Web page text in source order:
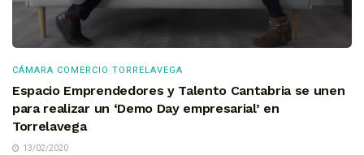
CÁMARA COMERCIO TORRELAVEGA
Espacio Emprendedores y Talento Cantabria se unen
para realizar un ‘Demo Day empresarial’ en
Torrelavega
13/02/2020